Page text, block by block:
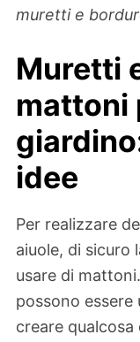
muretti e
Muretti
mattoni
idee
Per realizzare
aiuole, di sicuro
usare di
possono essere
creare qualcosa